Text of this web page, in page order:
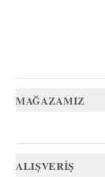
MAĞAZAMIZ
ALIŞVERİŞ